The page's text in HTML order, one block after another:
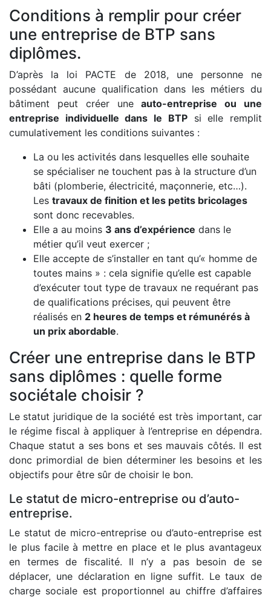
Conditions à remplir pour créer
une entreprise de BTP sans
diplômes.
D’après la loi PACTE de 2018, une personne ne
possédant aucune qualification dans les métiers du
bâtiment peut créer uneauto-entreprise ou une
entreprise individuelle dans le BTPsi elle remplit
cumulativement les conditions suivantes :
La ou les activités dans lesquelles elle souhaite
se spécialiser ne touchent pas à la structure d’un
bâti (plomberie, électricité, maçonnerie, etc…).
Les travaux de finition et les petits bricolages
sont donc recevables.
Elle a au moins 3 ans d’expérience dans le
métier qu’il veut exercer ;
Elle accepte de s’installer en tant qu’« homme de
toutes mains » : cela signifie qu’elle est capable
d’exécuter tout type de travaux ne requérant pas
de qualifications précises, qui peuvent être
réalisés en 2 heures de temps et rémunérés à
un prix abordable.
Créer une entreprise dans le BTP
sans diplômes : quelle forme
sociétale choisir ?
Le statut juridique de la société est très important, car
le régime fiscal à appliquer à l’entreprise en dépendra.
Chaque statut a ses bons et ses mauvais côtés. Il est
donc primordial de bien déterminer les besoins et les
objectifs pour être sûr de choisir le bon.
Le statut de micro-entreprise ou d’auto-
entreprise.
Le statut de micro-entreprise ou d’auto-entreprise est
le plus facile à mettre en place et le plus avantageux
en termes de fiscalité. Il n’y a pas besoin de se
déplacer, une déclaration en ligne suffit. Le taux de
charge sociale est proportionnel au chiffre d’affaires